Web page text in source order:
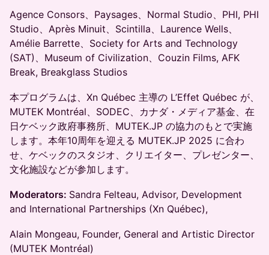
Agence Consors、Paysages、Normal Studio、PHI, PHI
Studio、Après Minuit、Scintilla、Laurence Wells、
Amélie Barrette、Society for Arts and Technology
(SAT)、Museum of Civilization、Couzin Films, AFK
Break, Breakglass Studios
本プログラムは、Xn Québec 主導の L’Effet Québec が、
MUTEK Montréal、SODEC、カナダ・メディア基金、在
日ケベック政府事務所、MUTEK.JP の協力のもとで実施
します。本年10周年を迎える MUTEK.JP 2025 に合わ
せ、ケベックのスタジオ、クリエイター、プレゼンター、
文化施設などが参加します。
Moderators: Sandra Felteau, Advisor, Development
and International Partnerships (Xn Québec),
Alain Mongeau, Founder, General and Artistic Director
(MUTEK Montréal)